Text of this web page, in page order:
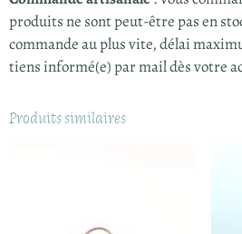
produits ne sont peut-être pas en
commande au plus vite, délai
tiens informé(e) par mail dès votre
Produits similaires